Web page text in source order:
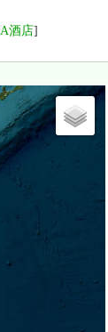
酒店]